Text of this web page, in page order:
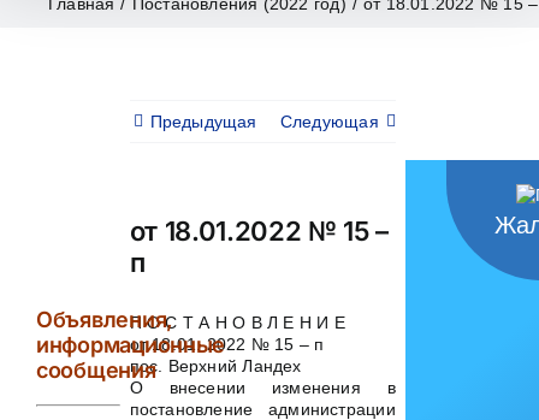
Предыдущая Следующая
от 18.01.2022 № 15 –
п
П О С Т А Н О В Л Е Н И Е
от 18.01. 2022 № 15 – п
пос. Верхний Ландех
О внесении изменения в
постановление администрации
Объявления,
информационные
сообщения